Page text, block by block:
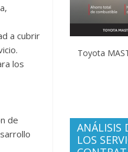
a cubrir
los
de
Toyota
ANÁLISIS
LOS